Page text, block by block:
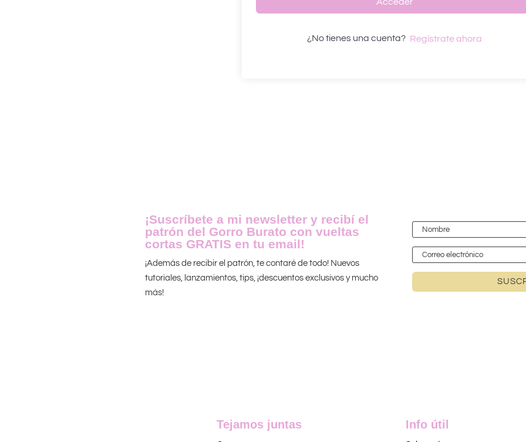
¿No tienes una cuenta? Regístrate ahora
¡Suscríbete a mi newsletter y recibí el
patrón del Gorro Burato con vueltas
cortas GRATIS en tu email!
¡Además de recibir el patrón, te contaré de todo! Nuevos
tutoriales, lanzamientos, tips, ¡descuentos exclusivos y mucho
más!
Tejamos juntas Info útil